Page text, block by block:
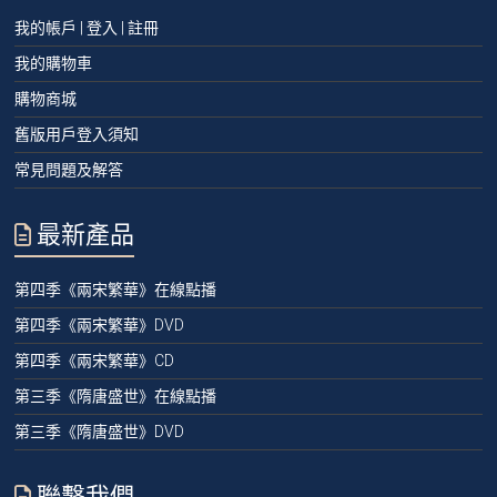
我的帳戶 | 登入 | 註冊
我的購物車
購物商城
舊版用戶登入須知
常見問題及解答
最新產品
第四季《兩宋繁華》在線點播
第四季《兩宋繁華》DVD
第四季《兩宋繁華》CD
第三季《隋唐盛世》在線點播
第三季《隋唐盛世》DVD